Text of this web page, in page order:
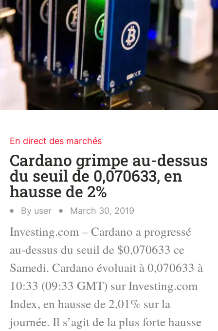
En direct des marchés
Cardano grimpe au-dessus
du seuil de 0,070633, en
hausse de 2%
By user March 30, 2019
Investing.com – Cardano a progressé
au-dessus du seuil de $0,070633 ce
Samedi. Cardano évoluait à 0,070633 à
10:33 (09:33 GMT) sur Investing.com
Index, en hausse de 2,01% sur la
journée. Il s’agit de la plus forte hausse